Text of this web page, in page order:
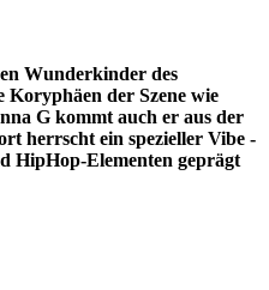
Wunderkinder des
Koryphäen der Szene wie
G kommt auch er aus der
herrscht ein spezieller Vibe -
HipHop-Elementen geprägt